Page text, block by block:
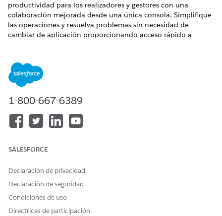
productividad para los realizadores y gestores con una
colaboración mejorada desde una única consola. Simplifique
las operaciones y resuelva problemas sin necesidad de
cambiar de aplicación proporcionando acceso rápido a
Disponible en: Lightning Experience
Disponible en: Ediciones
La consola Escritorio de servicio de TI de Agentic está
operaciones de servicio de TI diarias:
Vista integrada: Gestione todas las operaciones de servicio
de TI desde una vista holística, lo que simplifica su flujo
de trabajo y minimiza el cambio de aplicación.
Detalles de registro completos: Acceda a detalles
integrales para respaldar la toma de decisiones
1-800-667-6389
SALESFORCE
Declaración de privacidad
Declaración de seguridad
Condiciones de uso
Directrices de participación